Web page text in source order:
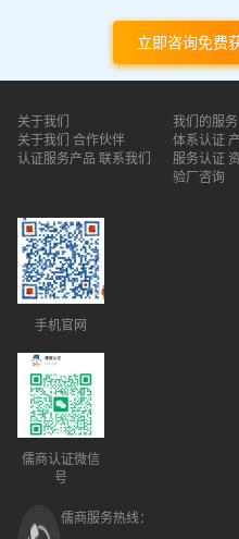
立即咨询免费
关于我们
关于我们 合作伙伴
认证服务产品 联系我们
我们的服务
体系认证
服务认证
验厂咨询
手机官网
儒商认证微信
号
儒商服务热线：